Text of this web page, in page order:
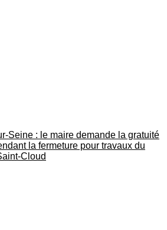
Seine : le maire demande la gratuité
la fermeture pour travaux du
Cloud